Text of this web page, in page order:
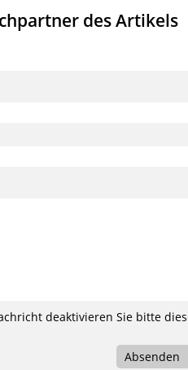
des Artikels
deaktivieren Sie bitte
Absenden